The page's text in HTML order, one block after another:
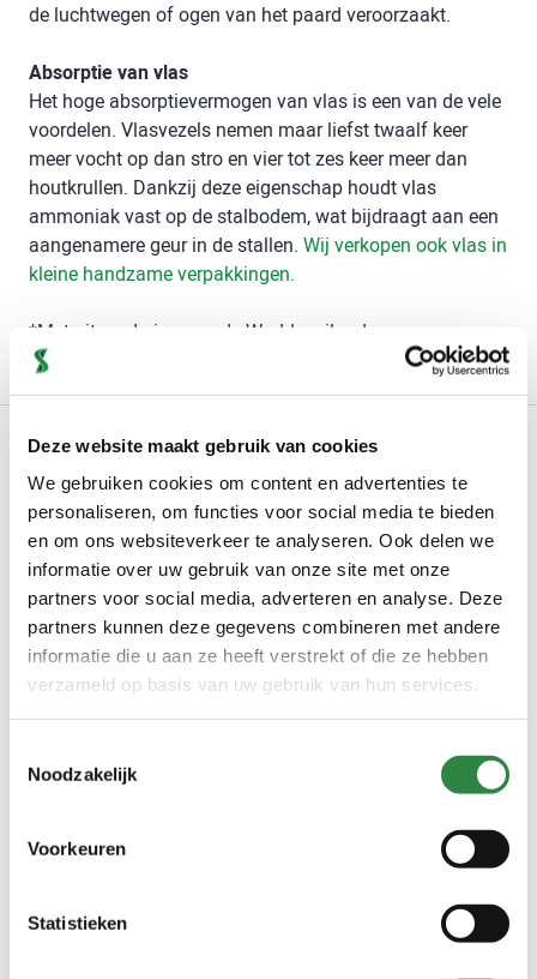
Deze website maakt gebruik van cookies
We gebruiken cookies om content en advertenties te
personaliseren, om functies voor social media te bieden
en om ons websiteverkeer te analyseren. Ook delen we
informatie over uw gebruik van onze site met onze
partners voor social media, adverteren en analyse. Deze
partners kunnen deze gegevens combineren met andere
informatie die u aan ze heeft verstrekt of die ze hebben
verzameld op basis van uw gebruik van hun services.
Noodzakelijk
Voorkeuren
Statistieken
de luchtwegen of ogen van het paard veroorzaakt.
Absorptie van vlas
Het hoge absorptievermogen van vlas is een van de vele
voordelen. Vlasvezels nemen maar liefst twaalf keer
meer vocht op dan stro en vier tot zes keer meer dan
houtkrullen. Dankzij deze eigenschap houdt vlas
ammoniak vast op de stalbodem, wat bijdraagt aan een
aangenamere geur in de stallen. Wij verkopen ook vlas in
kleine handzame verpakkingen.
*Met uitzondering van de Waddeneilanden
Producteigenschappen
Hoeveelheid (ton) 11-13 ton
Levertijd Circa 2 weken
Loswijze Walking floor
Voordelen
Hoog absorptievermogen
Losgestort extra voordelig
Stofvrij
Toepassingen